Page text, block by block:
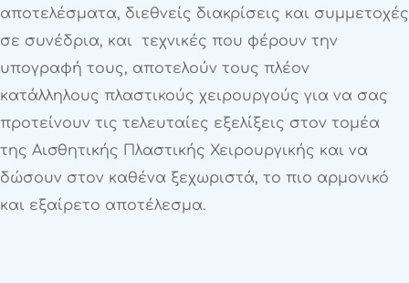
αποτελέσματα, διεθνείς διακρίσεις και συμμετοχές
σε συνέδρια, και τεχνικές που φέρουν την
υπογραφή τους, αποτελούν τους πλέον
κατάλληλους πλαστικούς χειρουργούς για να σας
προτείνουν τις τελευταίες εξελίξεις στον τομέα
της Αισθητικής Πλαστικής Χειρουργικής και να
δώσουν στον καθένα ξεχωριστά, το πιο αρμονικό
και εξαίρετο αποτέλεσμα.